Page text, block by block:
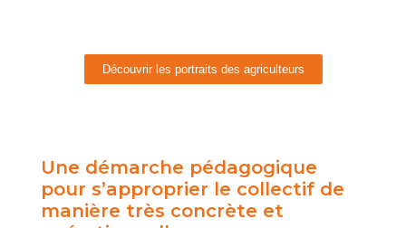
Découvrir les portraits des agriculteurs
Une démarche pédagogique
pour s’approprier le collectif de
manière très concrète et